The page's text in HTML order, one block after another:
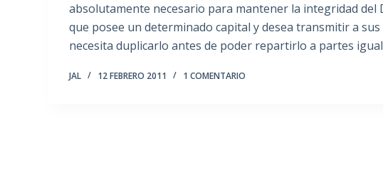
absolutamente necesario para mantener la integridad del
que posee un determinado capital y desea transmitir a
necesita duplicarlo antes de poder repartirlo a partes
JAL 12 FEBRERO 2011 1 COMENTARIO